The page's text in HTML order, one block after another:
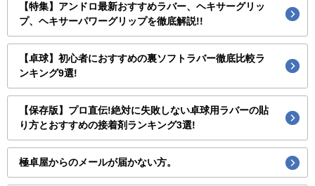
【特集】アンドロ最新おすすめラバー、ヘキサーグリッ
プ、ヘキサーパワーグリップを徹底解説!!
【卓球】初心者におすすめの裏ソフトラバー徹底比較ラ
ンキング9選!
【保存版】プロ直伝!絶対に失敗しない卓球用ラバーの貼
り方とおすすめの接着剤ランキング3選!
極卓屋からのメールが届かない方。